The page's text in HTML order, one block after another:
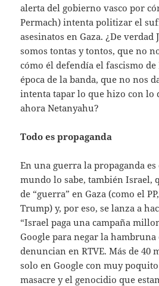
alerta del gobierno vasco por
Permach) intenta politizar el
asesinatos en Gaza. ¿De verdad
somos tontas y tontos, que no
cómo él defendía el fascismo de
época de la banda, que no nos
intenta tapar lo que hizo con lo
ahora Netanyahu?
Todo es propaganda
En una guerra la propaganda es
mundo lo sabe, también Israel,
de “guerra” en Gaza (como el
Trump) y, por eso, se lanza a
“Israel paga una campaña
Google para negar la hambruna
denuncian en RTVE. Más de 40
solo en Google con muy
masacre y el genocidio que